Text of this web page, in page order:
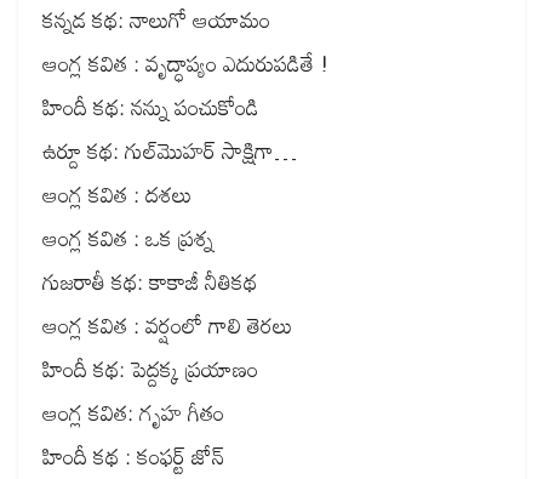
కన్నడ కథ: నాలుగో ఆయామం
ఆంగ్ల కవిత : వృద్ధాప్యం ఎదురుపడితే !
హిందీ కథ: నన్ను పంచుకోండి
ఉర్దూ కథ: గుల్‌మొహర్ సాక్షిగా…
ఆంగ్ల కవిత : దశలు
ఆంగ్ల కవిత : ఒక ప్రశ్న
గుజరాతీ కథ: కాకాజీ నీతికథ
ఆంగ్ల కవిత : వర్షంలో గాలి తెరలు
హిందీ కథ: పెద్దక్క ప్రయాణం
ఆంగ్ల కవిత: గృహ గీతం
హిందీ కథ : కంఫర్ట్ జోన్